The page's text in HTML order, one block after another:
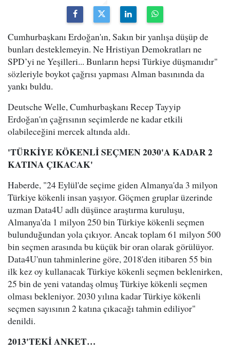
Cumhurbaşkanı Erdoğan'ın, Sakın bir yanlışa düşüp de
bunları desteklemeyin. Ne Hristiyan Demokratları ne
SPD’yi ne Yeşilleri... Bunların hepsi Türkiye düşmanıdır"
sözleriyle boykot çağrısı yapması Alman basınında da
yankı buldu.
Deutsche Welle, Cumhurbaşkanı Recep Tayyip
Erdoğan'ın çağrısının seçimlerde ne kadar etkili
olabileceğini mercek altında aldı.
'TÜRKİYE KÖKENLİ SEÇMEN 2030'A KADAR 2
KATINA ÇIKACAK'
Haberde, "24 Eylül'de seçime giden Almanya'da 3 milyon
Türkiye kökenli insan yaşıyor. Göçmen gruplar üzerinde
uzman Data4U adlı düşünce araştırma kuruluşu,
Almanya'da 1 milyon 250 bin Türkiye kökenli seçmen
bulunduğundan yola çıkıyor. Ancak toplam 61 milyon 500
bin seçmen arasında bu küçük bir oran olarak görülüyor.
Data4U'nun tahminlerine göre, 2018'den itibaren 55 bin
ilk kez oy kullanacak Türkiye kökenli seçmen beklenirken,
25 bin de yeni vatandaş olmuş Türkiye kökenli seçmen
olması bekleniyor. 2030 yılına kadar Türkiye kökenli
seçmen sayısının 2 katına çıkacağı tahmin ediliyor"
denildi.
2013'TEKİ ANKET…